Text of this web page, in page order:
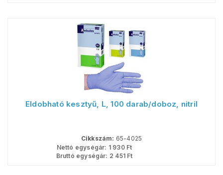
Eldobható kesztyű, L, 100 darab/doboz, nitril
Cikkszám: 65-4025
Nettó egységár: 1 930Ft
Bruttó egységár: 2 451Ft